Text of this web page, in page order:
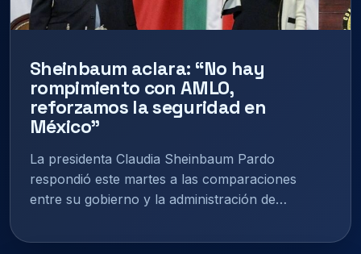
Sheinbaum aclara: “No hay
rompimiento con AMLO,
reforzamos la seguridad en
México”
La presidenta Claudia Sheinbaum Pardo
respondió este martes a las comparaciones
entre su gobierno y la administración de…